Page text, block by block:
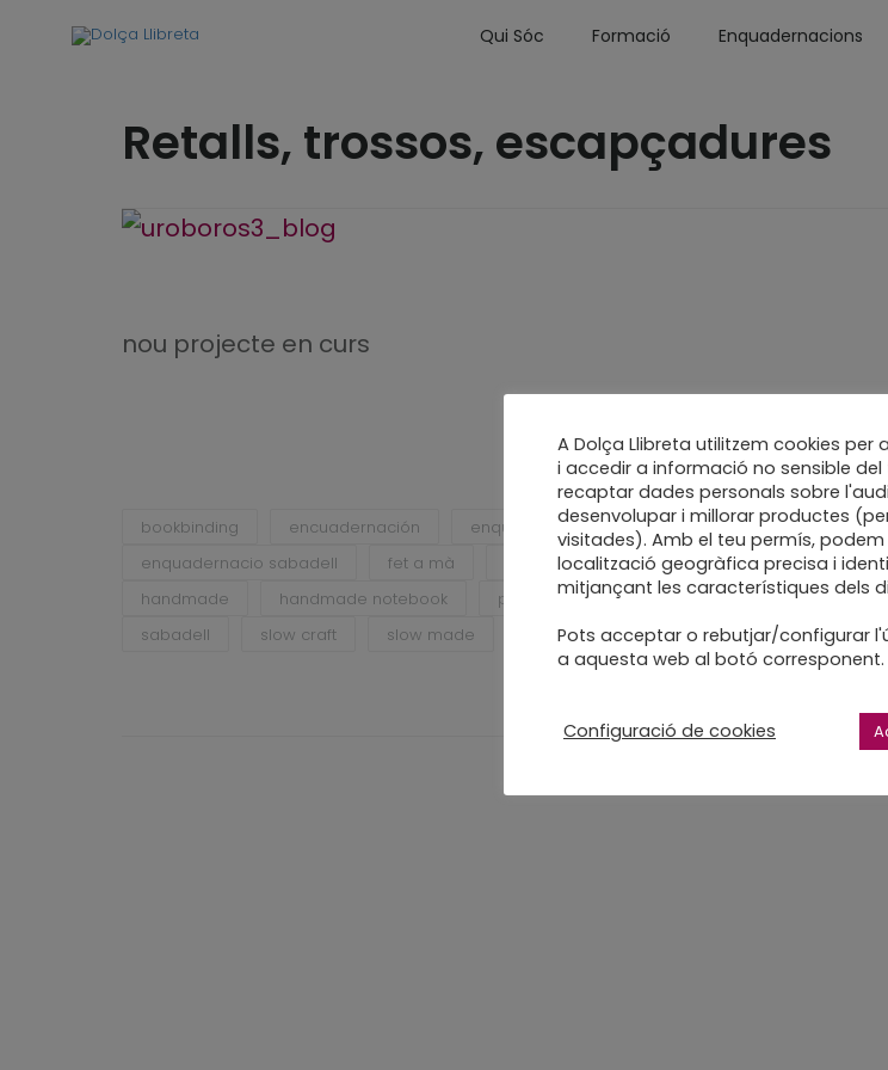
Qui Sóc Formació Enquadernacions
Retalls, trossos, escapçadures
nou projecte en curs
bookbinding encuadernación enquadernació
enquadernació creativa
enquadernacio sabadell
fet a mà fet a mida fet a poc a poc
handcraft
handmade
handmade notebook paper papercraft relier
sabadell
slow craft slow made
A Dolça Llibreta utilitzem cookies
i accedir a informació no sensible del
recaptar dades personals sobre
desenvolupar i millorar productes
visitades). Amb el teu permís,
localització geogràfica precisa i
mitjançant les característiques dels
Pots acceptar o rebutjar/configurar
a aquesta web al botó corresponent.
Configuració de cookies